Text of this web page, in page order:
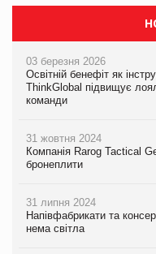
03 березня 2026
Освітній бенефіт як
ThinkGlobal підвищує
команди
31 жовтня 2024
Компанія Rarog Tactical
бронеплити
31 липня 2024
Напівфабрикати та
нема світла